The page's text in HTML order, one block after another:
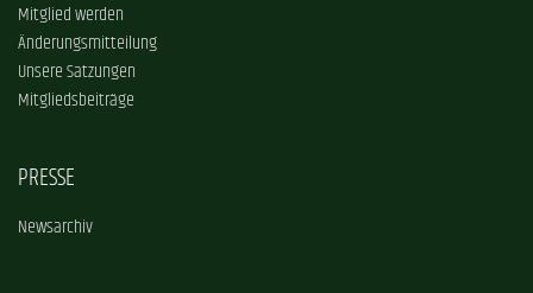
Mitglied werden
Änderungsmitteilung
Unsere Satzungen
Mitgliedsbeiträge
PRESSE
Newsarchiv